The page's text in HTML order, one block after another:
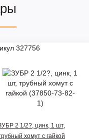
327756
2 1/2?, цинк, 1 шт,
хомут с гайкой